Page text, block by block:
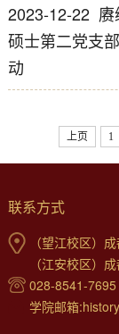
2023-12-22
硕士第二党支
动
上页 1
联系方式
（望江校区）
（江安校区）
028-8541-7695
学院邮箱